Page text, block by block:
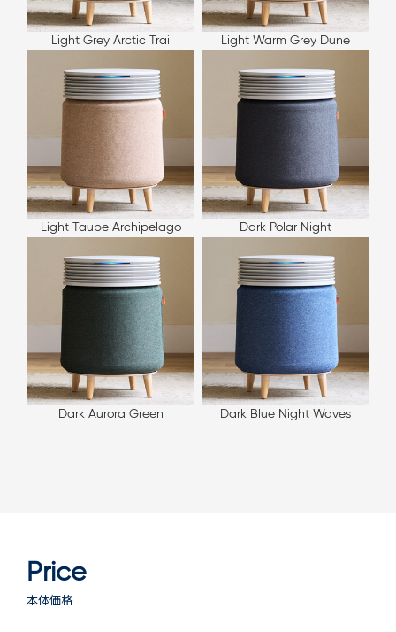
Light Grey Arctic Trai Light Warm Grey Dune
Light Taupe Archipelago Dark Polar Night
Dark Aurora Green Dark Blue Night Waves
Price
本体価格